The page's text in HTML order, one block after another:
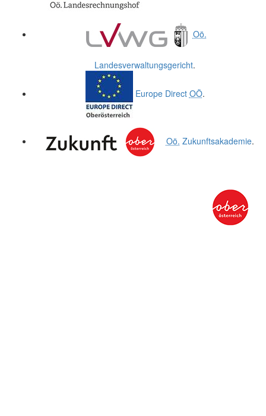
Oö.
Landesverwaltungsgericht.
Europe Direct OÖ.
Oö. Zukunftsakademie.